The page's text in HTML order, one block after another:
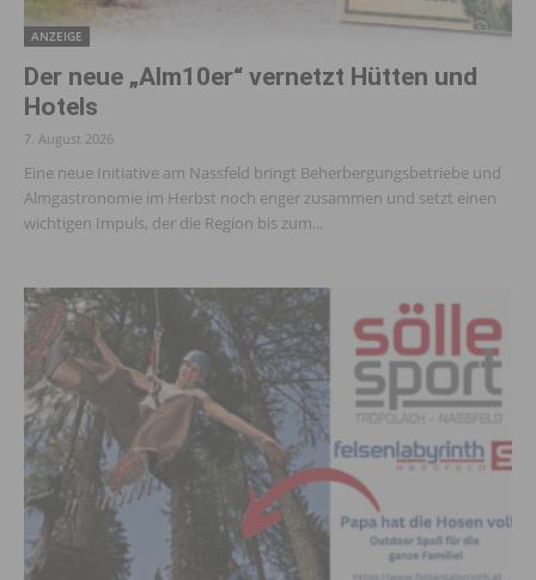
ANZEIGE
Der neue „Alm10er“ vernetzt Hütten und
Hotels
7. August 2026
Eine neue Initiative am Nassfeld bringt Beherbergungsbetriebe und
Almgastronomie im Herbst noch enger zusammen und setzt einen
wichtigen Impuls, der die Region bis zum...